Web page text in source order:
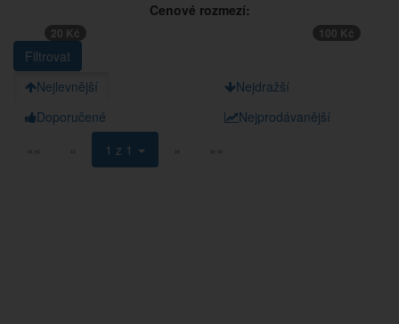
Cenové rozmezí:
20 Kč 100 Kč
Nejlevnější
Nejdražší
Doporučené
Nejprodávanější
««
« 1 z 1 » »»